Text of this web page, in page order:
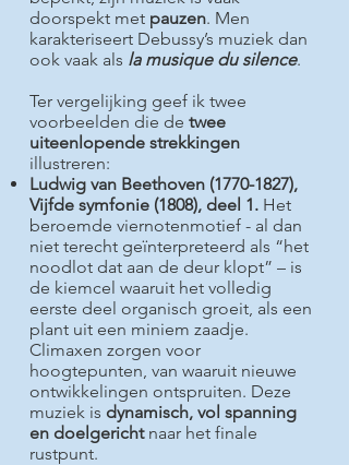
doorspekt met pauzen. Men
karakteriseert Debussy’s muziek dan
ook vaak als la musique du silence.
Ter vergelijking geef ik twee
voorbeelden die de twee
uiteenlopende strekkingen
illustreren:
Ludwig van Beethoven (1770-1827),
Vijfde symfonie (1808), deel 1. Het
beroemde viernotenmotief - al dan
niet terecht geïnterpreteerd als “het
noodlot dat aan de deur klopt” – is
de kiemcel waaruit het volledig
eerste deel organisch groeit, als een
plant uit een miniem zaadje.
Climaxen zorgen voor
hoogtepunten, van waaruit nieuwe
ontwikkelingen ontspruiten. Deze
muziek is dynamisch, vol spanning
en doelgerichtnaar het finale
rustpunt.